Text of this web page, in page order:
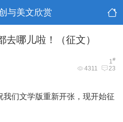
与美文欣赏
去哪儿啦！（征文）
1#
4311 23
们文学版重新开张，现开始征